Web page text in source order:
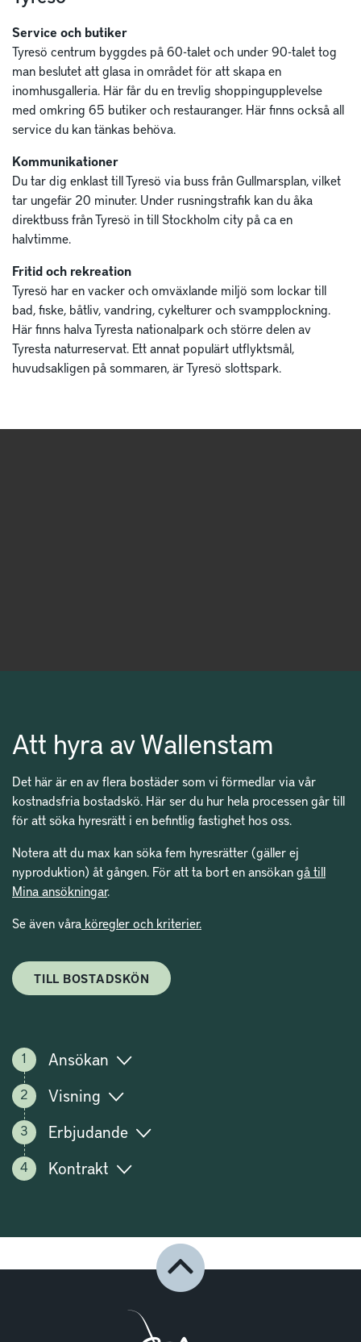
Service och butiker
Tyresö centrum byggdes på 60-talet och under 90-talet tog
man beslutet att glasa in området för att skapa en
inomhusgalleria. Här får du en trevlig shoppingupplevelse
med omkring 65 butiker och restauranger. Här finns också all
service du kan tänkas behöva.
Kommunikationer
Du tar dig enklast till Tyresö via buss från Gullmarsplan, vilket
tar ungefär 20 minuter. Under rusningstrafik kan du åka
direktbuss från Tyresö in till Stockholm city på ca en
halvtimme.
Fritid och rekreation
Tyresö har en vacker och omväxlande miljö som lockar till
bad, fiske, båtliv, vandring, cykelturer och svampplockning.
Här finns halva Tyresta nationalpark och större delen av
Tyresta naturreservat. Ett annat populärt utflyktsmål,
huvudsakligen på sommaren, är Tyresö slottspark.
Att hyra av Wallenstam
Det här är en av flera bostäder som vi förmedlar via vår
kostnadsfria bostadskö. Här ser du hur hela processen går till
för att söka hyresrätt i en befintlig fastighet hos oss.
Notera att du max kan söka fem hyresrätter (gäller ej
nyproduktion) åt gången. För att ta bort en ansökangå till
Mina ansökningar.
Se även våra köregler och kriterier.
TILL BOSTADSKÖN
Ansökan
Visning
Erbjudande
Kontrakt